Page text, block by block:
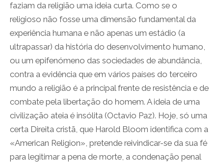
faziam da religião uma ideia curta. Como se o
religioso não fosse uma dimensão fundamental da
experiência humana e não apenas um estádio (a
ultrapassar) da história do desenvolvimento humano,
ou um epifenómeno das sociedades de abundância,
contra a evidência que em vários países do terceiro
mundo a religião é a principal frente de resistência e de
combate pela libertação do homem. A ideia de uma
civilização ateia é insólita (Octavio Paz). Hoje, só uma
certa Direita cristã, que Harold Bloom identifica com a
«American Religion», pretende reivindicar-se da sua fé
para legitimar a pena de morte, a condenação penal